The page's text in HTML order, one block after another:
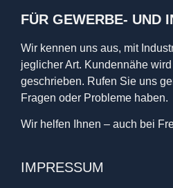
FÜR GEWERBE- UND
Wir kennen uns aus, mit
jeglicher Art. Kundennähe
geschrieben. Rufen Sie uns
Fragen oder Probleme haben.
Wir helfen Ihnen – auch bei
IMPRESSUM